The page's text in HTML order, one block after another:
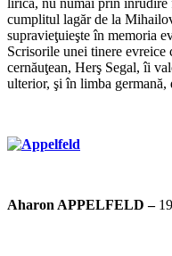
cumplitul lagăr de la
supravieţuieşte în memoria
Scrisorile unei tinere evreice
cernăuţean, Herş Segal, îi
ulterior, şi în limba germană,
Aharon APPELFELD –